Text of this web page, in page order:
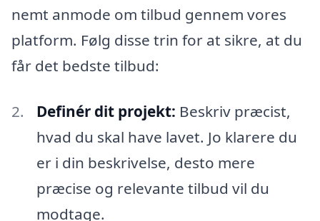
nemt anmode om tilbud gennem vores
platform. Følg disse trin for at sikre, at du
får det bedste tilbud:
Definér dit projekt: Beskriv præcist,
hvad du skal have lavet. Jo klarere du
er i din beskrivelse, desto mere
præcise og relevante tilbud vil du
modtage.